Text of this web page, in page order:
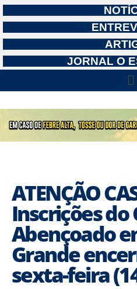
JORNAL O
ATENÇÃO
Inscrições
Abençoado
Grande
sexta-feira